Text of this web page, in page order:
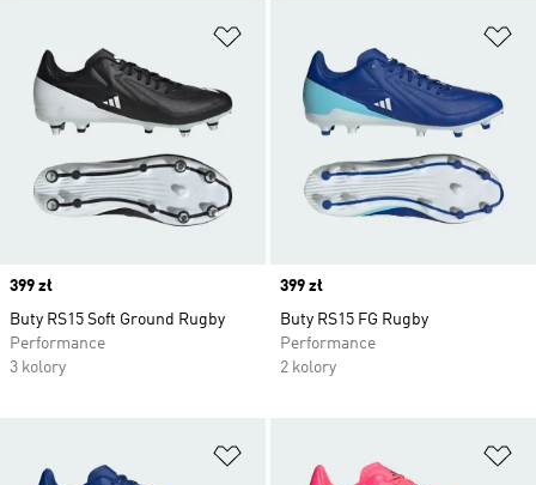
Price
399 zł
Buty RS15 Soft Ground Rugby
Performance
3 kolory
Price
399 zł
Buty RS15 FG Rugby
Performance
2 kolory